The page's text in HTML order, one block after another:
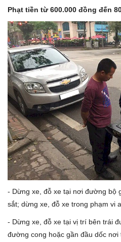
Phạt tiền từ 600.000 đồng đến
- Dừng xe, đỗ xe tại nơi đường bộ
sắt; dừng xe, đỗ xe trong phạm vi
- Dừng xe, đỗ xe tại vị trí bên trái
đường cong hoặc gần đầu dốc